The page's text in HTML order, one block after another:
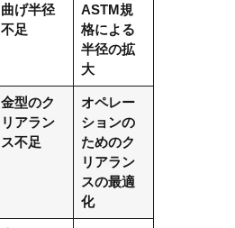
曲げ半径
不足
ASTM規
格による
半径の拡
大
金型のク
リアラン
ス不足
オペレー
ションの
ためのク
リアラン
スの最適
化